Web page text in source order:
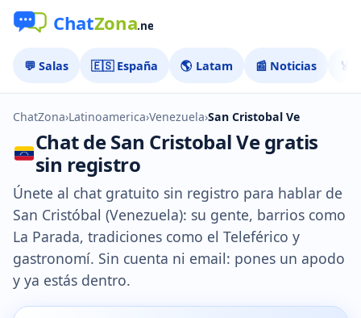
💬 Salas 🇪🇸 España 🌎 Latam 📰 Noticias 🏅
ChatZona›Latinoamerica›Venezuela›San Cristobal Ve
Chat de San Cristobal Ve gratis
sin registro
Únete al chat gratuito sin registro para hablar de
San Cristóbal (Venezuela): su gente, barrios como
La Parada, tradiciones como el Teleférico y
gastronomí. Sin cuenta ni email: pones un apodo
y ya estás dentro.